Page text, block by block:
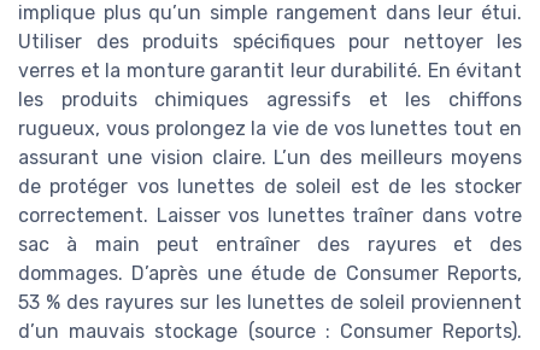
implique plus qu’un simple rangement dans leur étui.
Utiliser des produits spécifiques pour nettoyer les
verres et la monture garantit leur durabilité. En évitant
les produits chimiques agressifs et les chiffons
rugueux, vous prolongez la vie de vos lunettes tout en
assurant une vision claire. L’un des meilleurs moyens
de protéger vos lunettes de soleil est de les stocker
correctement. Laisser vos lunettes traîner dans votre
sac à main peut entraîner des rayures et des
dommages. D’après une étude de Consumer Reports,
53 % des rayures sur les lunettes de soleil proviennent
d’un mauvais stockage (source : Consumer Reports).